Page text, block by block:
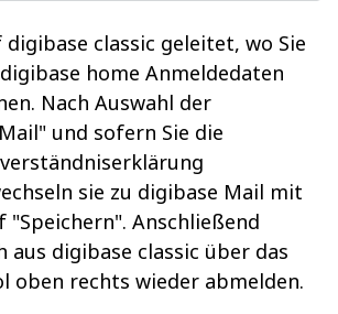
digibase classic geleitet, wo Sie
home Anmeldedaten
Nach Auswahl der
und sofern Sie die
sie zu digibase Mail mit
"Speichern". Anschließend
aus digibase classic über das
oben rechts wieder abmelden.